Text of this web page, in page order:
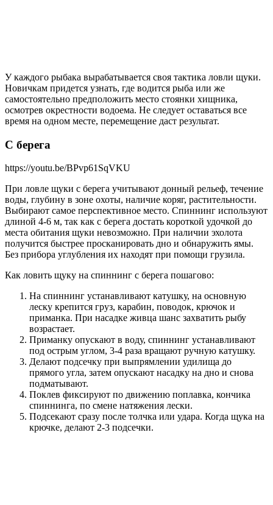
У каждого рыбака вырабатывается своя тактика ловли щуки.
Новичкам придется узнать, где водится рыба или же
самостоятельно предположить место стоянки хищника,
осмотрев окрестности водоема. Не следует оставаться все
время на одном месте, перемещение даст результат.
С берега
https://youtu.be/BPvp61SqVKU
При ловле щуки с берега учитывают донный рельеф, течение
воды, глубину в зоне охоты, наличие коряг, растительности.
Выбирают самое перспективное место. Спиннинг используют
длиной 4-6 м, так как с берега достать короткой удочкой до
места обитания щуки невозможно. При наличии эхолота
получится быстрее просканировать дно и обнаружить ямы.
Без прибора углубления их находят при помощи грузила.
Как ловить щуку на спиннинг с берега пошагово:
На спиннинг устанавливают катушку, на основную
леску крепится груз, карабин, поводок, крючок и
приманка. При насадке живца шанс захватить рыбу
возрастает.
Приманку опускают в воду, спиннинг устанавливают
под острым углом, 3-4 раза вращают ручную катушку.
Делают подсечку при выпрямлении удилища до
прямого угла, затем опускают насадку на дно и снова
подматывают.
Поклев фиксируют по движению поплавка, кончика
спиннинга, по смене натяжения лески.
Подсекают сразу после толчка или удара. Когда щука на
крючке, делают 2-3 подсечки.